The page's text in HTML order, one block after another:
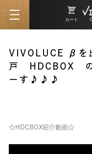
カート
VIVOLUCE βを
戸 HDCBOX の
ーす♪♪♪
☆HDCBOX紹介動画☆